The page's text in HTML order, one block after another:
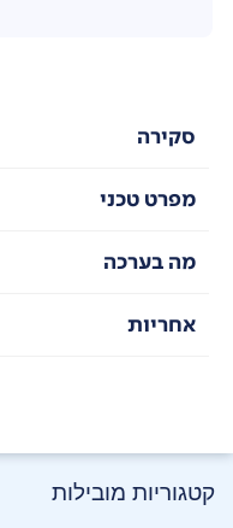
סקירה
מפרט טכני
מה בערכה
אחריות
קטגוריות מובילות